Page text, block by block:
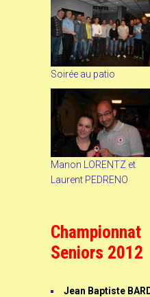
Soirée au patio
Manon LORENTZ et
Laurent PEDRENO
Seniors 2012
Jean Baptiste